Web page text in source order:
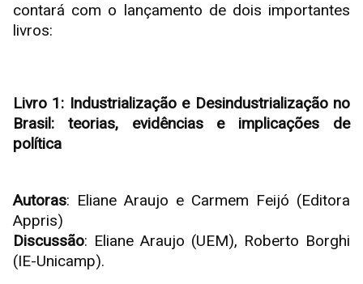
contará com o lançamento de dois importantes
livros:
Livro 1: Industrialização e Desindustrialização no
Brasil: teorias, evidências e implicações de
política
Autoras: Eliane Araujo e Carmem Feijó (Editora
Appris)
Discussão: Eliane Araujo (UEM), Roberto Borghi
(IE-Unicamp).